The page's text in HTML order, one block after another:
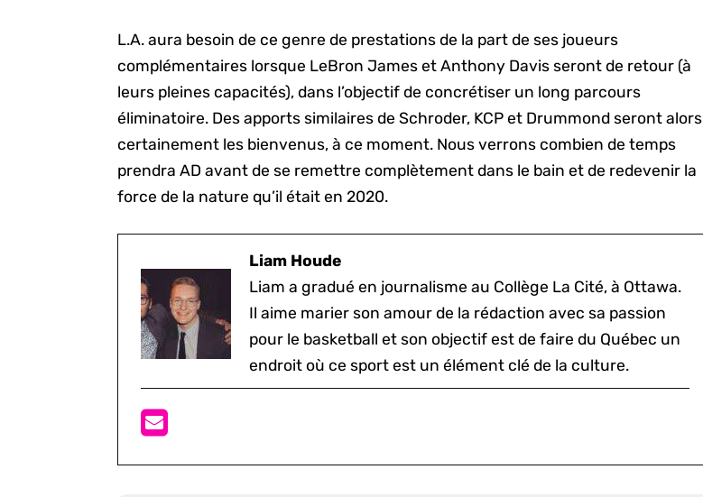
L.A. aura besoin de ce genre de prestations de la part de ses joueurs
complémentaires lorsque LeBron James et Anthony Davis seront de retour (à
leurs pleines capacités), dans l’objectif de concrétiser un long parcours
éliminatoire. Des apports similaires de Schroder, KCP et Drummond seront alors
certainement les bienvenus, à ce moment. Nous verrons combien de temps
prendra AD avant de se remettre complètement dans le bain et de redevenir la
force de la nature qu’il était en 2020.
Liam Houde
Liam a gradué en journalisme au Collège La Cité, à Ottawa.
Il aime marier son amour de la rédaction avec sa passion
pour le basketball et son objectif est de faire du Québec un
endroit où ce sport est un élément clé de la culture.